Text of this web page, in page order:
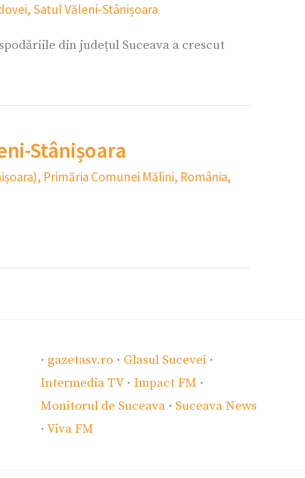
, Satul Văleni-Stânișoara
din județul Suceava a crescut
Stânișoara
, Primăria Comunei Mălini, România,
· gazetasv.ro · Glasul Sucevei ·
Intermedia TV· Impact FM ·
Monitorul de Suceava · Suceava News
·Viva FM